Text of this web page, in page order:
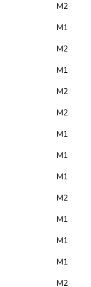
M2
M1
M2
M1
M2
M2
M1
M1
M1
M2
M1
M1
M1
M2